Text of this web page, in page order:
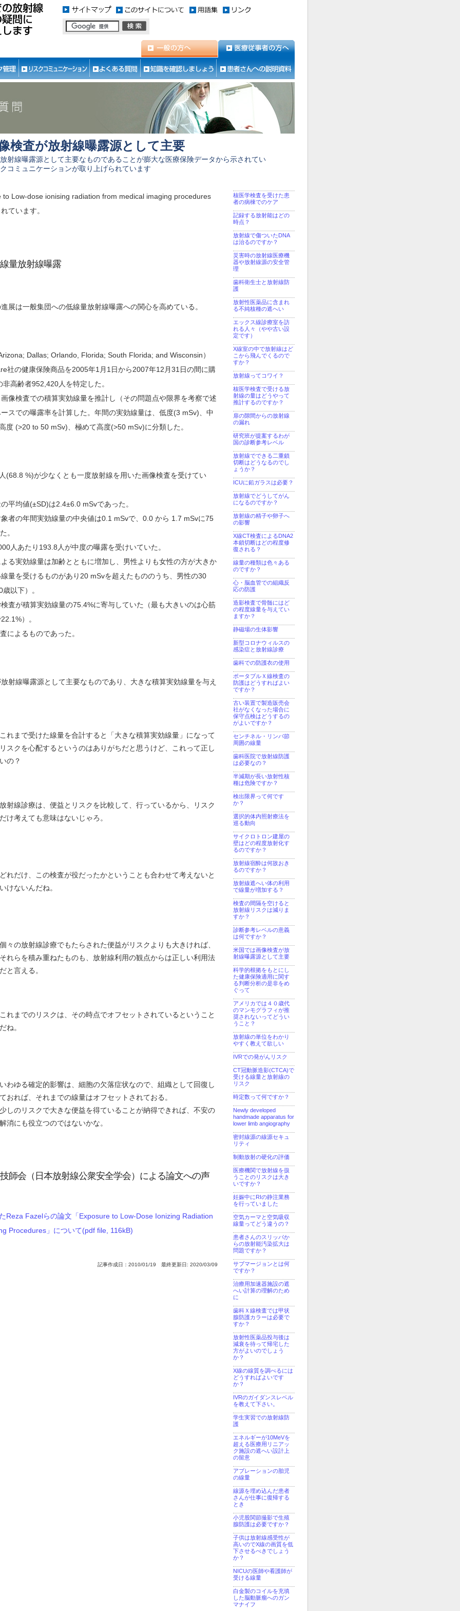
検査が放射線曝露源として主要
射線曝露源として主要なものであることが膨大な医療保険データから示されてい
コミュニケーションが取り上げられています
to Low-dose ionising radiation from medical imaging procedures
ています。
量放射線曝露
展は一般集団への低線量放射線曝露への関心を高めている。
Dallas; Orlando, Florida; South Florida; and Wisconsin）
社の健康保険商品を2005年1月1日から2007年12月31日の間に購
高齢者952,420人を特定した。
像検査での積算実効線量を推計し（その問題点や限界を考察で述
スでの曝露率を計算した。年間の実効線量は、低度(3 mSv)、中
度 (>20 to 50 mSv)、極めて高度(>50 mSv)に分類した。
(68.8 %)が少なくとも一度放射線を用いた画像検査を受けてい
平均値(±SD)は2.4±6.0 mSvであった。
者の年間実効線量の中央値は0.1 mSvで、0.0 から 1.7 mSvに75
。
人あたり193.8人が中度の曝露を受けいていた。
る実効線量は加齢とともに増加し、男性よりも女性の方が大きか
量を受けるものがあり20 mSvを超えたもののうち、男性の30
以下）。
査が積算実効線量の75.4%に寄与していた（最も大きいのは心筋
）。
によるものであった。
射線曝露源として主要なものであり、大きな積算実効線量を与え
これまで受けた線量を合計すると「大きな積算実効線量」になって
リスクを心配するというのはありがちだと思うけど、これって正し
いの？
放射線診療は、便益とリスクを比較して、行っているから、リスク
だけ考えても意味はないじゃろ。
どれだけ、この検査が役だったかということも合わせて考えないと
いけないんだね。
個々の放射線診療でもたらされた便益がリスクよりも大きければ、
それらを積み重ねたものも、放射線利用の観点からは正しい利用法
だと言える。
これまでのリスクは、その時点でオフセットされているということ
だね。
いわゆる確定的影響は、細胞の欠落症状なので、組織として回復し
ておれば、それまでの線量はオフセットされておる。
少しのリスクで大きな便益を得ていることが納得できれば、不安の
解消にも役立つのではないかな。
師会（日本放射線公衆安全学会）による論文への声
Reza Fazelらの論文「Exposure to Low-Dose Ionizing Radiation
Procedures」について(pdf file, 116kB)
記事作成日：2010/01/19 最終更新日: 2020/03/09
核医学検査を受けた患
者の病棟でのケア
記録する放射能はどの
時点？
放射線で傷ついたDNA
は治るのですか？
災害時の放射線医療機
器や放射線源の安全管
理
歯科衛生士と放射線防
護
放射性医薬品に含まれ
る不純核種の遮へい
エックス線診療室を訪
れる人々（やや古い設
定です）
X線室の中で放射線はど
こから飛んでくるので
すか？
放射線ってコワイ？
核医学検査で受ける放
射線の量はどうやって
推計するのですか？
扉の隙間からの放射線
の漏れ
研究班が提案するわが
国の診断参考レベル
放射線でできる二重鎖
切断はどうなるのでし
ょうか？
ICUに鉛ガラスは必要？
放射線でどうしてがん
になるのですか？
放射線の精子や卵子へ
の影響
X線CT検査によるDNA2
本鎖切断はどの程度修
復される？
線量の種類は色々ある
のですか？
心・脳血管での組織反
応の防護
造影検査で骨髄にはど
の程度線量を与えてい
ますか？
静磁場の生体影響
新型コロナウィルスの
感染症と放射線診療
歯科での防護衣の使用
ポータブルＸ線検査の
防護はどうすればよい
ですか？
古い装置で製造販売会
社がなくなった場合に
保守点検はどうするの
がよいですか？
センチネル・リンパ節
周囲の線量
歯科医院で放射線防護
は必要なの？
半減期が長い放射性核
種は危険ですか？
検出限界って何です
か？
選択的体内照射療法を
巡る動向
サイクロトロン建屋の
壁はどの程度放射化す
るのですか？
放射線宿酔は何故おき
るのですか？
放射線遮へい体の利用
で線量が増加する？
検査の間隔を空けると
放射線リスクは減りま
すか？
診断参考レベルの意義
は何ですか？
米国では画像検査が放
射線曝露源として主要
科学的根拠をもとにし
た健康保険適用に関す
る判断分析の是非をめ
ぐって
アメリカでは４０歳代
のマンモグラフィが推
奨されないってどうい
うこと？
放射線の単位をわかり
やすく教えて欲しい
IVRでの発がんリスク
CT冠動脈造影(CTCA)で
受ける線量と放射線の
リスク
時定数って何ですか？
Newly developed
handmade apparatus for
lower limb angiography
密封線源の線源セキュ
リティ
制動放射の硬化の評価
医療機関で放射線を扱
うことのリスクは大き
いですか？
妊娠中にRIの静注業務
を行っていました
空気カーマと空気吸収
線量ってどう違うの？
患者さんのスリッパか
らの放射能汚染拡大は
問題ですか？
サブマージョンとは何
ですか？
治療用加速器施設の遮
へい計算の理解のため
に
歯科Ｘ線検査では甲状
腺防護カラーは必要で
すか？
放射性医薬品投与後は
減衰を待って帰宅した
方がよいのでしょう
か？
X線の線質を調べるには
どうすればよいです
か？
IVRのガイダンスレベル
を教えて下さい。
学生実習での放射線防
護
エネルギーが10MeVを
超える医療用リニアッ
ク施設の遮へい設計上
の留意
アブレーションの胎児
の線量
線源を埋め込んだ患者
さんが仕事に復帰する
とき
小児股関節撮影で生殖
腺防護は必要ですか？
子供は放射線感受性が
高いのでX線の画質を低
下させるべきでしょう
か？
NICUの医師や看護師が
受ける線量
白金製のコイルを充填
した脳動脈瘤へのガン
マナイフ